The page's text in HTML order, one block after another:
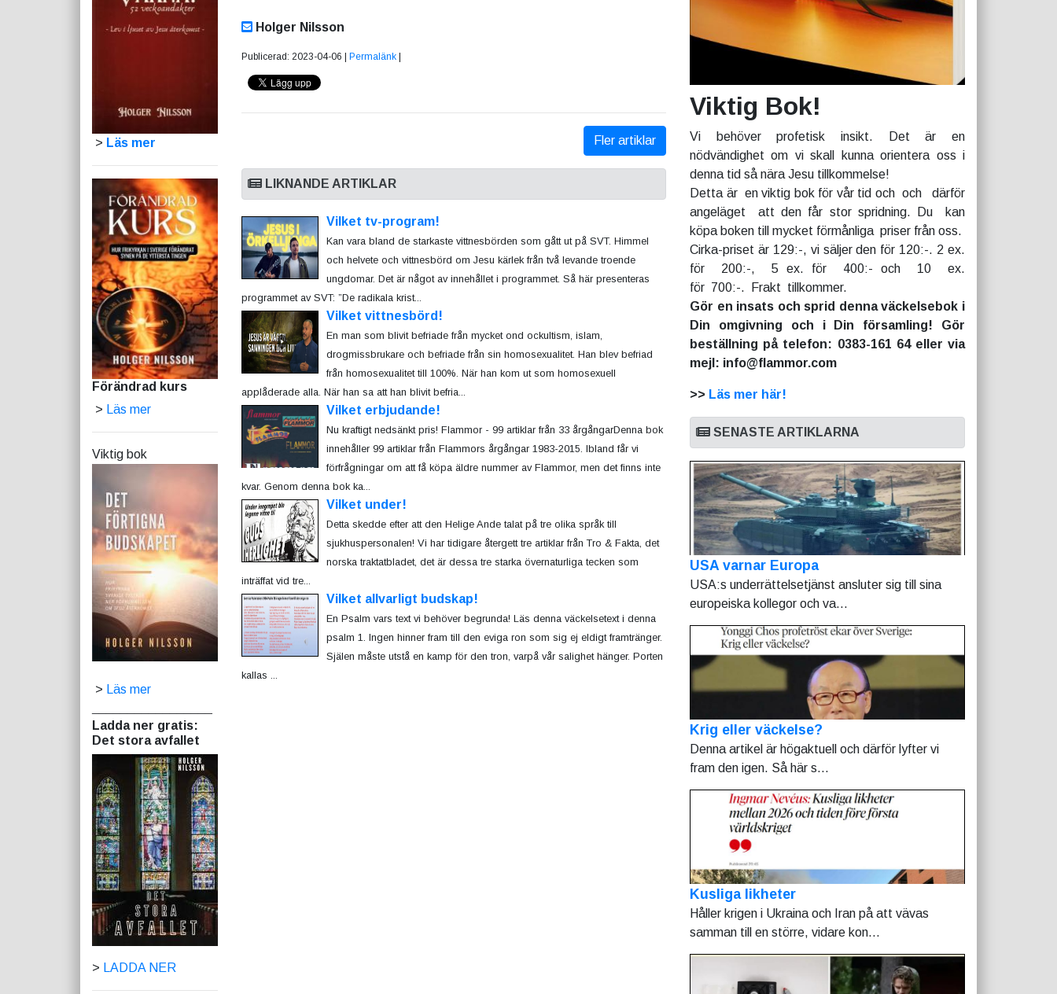
> Läs mer
Förändrad kurs
> Läs mer
Viktig bok
> Läs mer
Ladda ner gratis:
Det stora avfallet
> LADDA NER
Holger Nilsson
Publicerad: 2023-04-06 | Permalänk
Fler artiklar
LIKNANDE ARTIKLAR
Vilket tv-program!
Kan vara bland de starkaste vittnesbörden som gått ut på SVT. Himmel
och helvete och vittnesbörd om Jesu kärlek från två levande troende
ungdomar. Det är något av innehållet i programmet. Så här presenteras
programmet av SVT: ”De radikala krist...
Vilket vittnesbörd!
En man som blivit befriade från mycket ond ockultism, islam,
drogmissbrukare och befriade från sin homosexualitet. Han blev befriad
från homosexualitet till 100%. När han kom ut som homosexuell
applåderade alla. När han sa att han blivit befria...
Vilket erbjudande!
Nu kraftigt nedsänkt pris! Flammor - 99 artiklar från 33 årgångarDenna bok
innehåller 99 artiklar från Flammors årgångar 1983-2015. Ibland får vi
förfrågningar om att få köpa äldre nummer av Flammor, men det finns inte
kvar. Genom denna bok ka...
Vilket under!
Detta skedde efter att den Helige Ande talat på tre olika språk till
sjukhuspersonalen! Vi har tidigare återgett tre artiklar från Tro & Fakta, det
norska traktatbladet, det är dessa tre starka övernaturliga tecken som
inträffat vid tre...
Vilket allvarligt budskap!
En Psalm vars text vi behöver begrunda! Läs denna väckelsetext i denna
psalm 1. Ingen hinner fram till den eviga ron som sig ej eldigt framtränger.
Själen måste utstå en kamp för den tron, varpå vår salighet hänger. Porten
kallas ...
Viktig Bok!
Vi behöver profetisk insikt. Det är en
nödvändighet om vi skall kunna orientera oss i
denna tid så nära Jesu tillkommelse!
Detta är en viktig bok för vår tid och och därför
angeläget att den får stor spridning. Du kan
köpa boken till mycket förmånliga priser från oss.
Cirka-priset är 129:-, vi säljer den för 120:-. 2 ex.
för 200:-, 5 ex. för 400:- och 10 ex.
för 700:-. Frakt tillkommer.
Gör en insats och sprid denna väckelsebok i
Din omgivning och i Din församling! Gör
beställning på telefon: 0383-161 64 eller via
mejl: info@flammor.com
>> Läs mer här!
SENASTE ARTIKLARNA
USA varnar Europa
USA:s underrättelsetjänst ansluter sig till sina
europeiska kollegor och va...
Krig eller väckelse?
Denna artikel är högaktuell och därför lyfter vi
fram den igen. Så här s...
Kusliga likheter
Håller krigen i Ukraina och Iran på att vävas
samman till en större, vidare kon...